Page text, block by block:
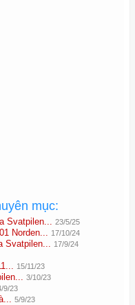
mục:
Svatpilen... 23/5/25
Norden... 17/10/24
Svatpilen... 17/9/24
15/11/23
3/10/23
9/23
5/9/23